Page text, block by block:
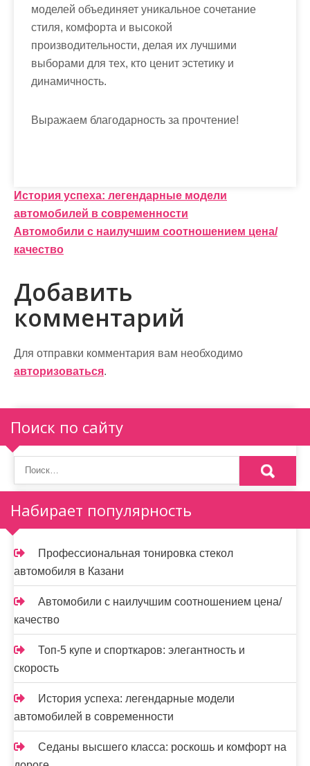
моделей объединяет уникальное сочетание
стиля, комфорта и высокой
производительности, делая их лучшими
выборами для тех, кто ценит эстетику и
динамичность.
Выражаем благодарность за прочтение!
Н
а
в
и
г
а
ц
и
я
п
о
з
а
п
и
с
я
м
История успеха: легендарные модели
автомобилей в современности
Автомобили с наилучшим соотношением цена/
качество
Добавить
комментарий
Для отправки комментария вам необходимо
авторизоваться.
Поиск по сайту
Набирает популярность
Профессиональная тонировка стекол
автомобиля в Казани
Автомобили с наилучшим соотношением цена/
качество
Топ-5 купе и спорткаров: элегантность и
скорость
История успеха: легендарные модели
автомобилей в современности
Седаны высшего класса: роскошь и комфорт на